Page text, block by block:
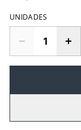
UNIDADES